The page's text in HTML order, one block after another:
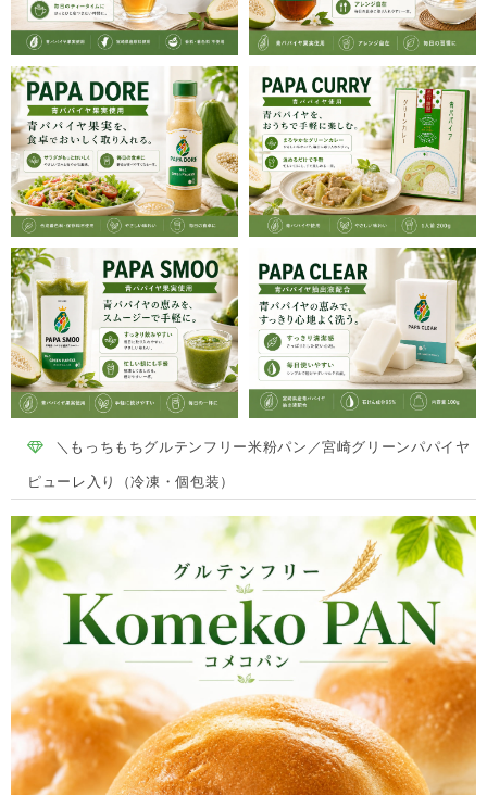
＼もっちもちグルテンフリー米粉パン／宮崎グリーンパパイヤ
ピューレ入り（冷凍・個包装）